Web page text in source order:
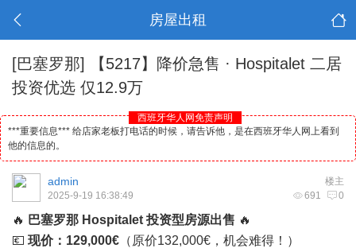
房屋出租
[巴塞罗那]
【5217】降价急售 · Hospitalet 二居
投资优选 仅12.9万
西班牙华人网免责声明
***重要信息*** 给店家老板打电话的时候，请告诉他，是在西班牙华人网上看到
他的信息的。
楼主
admin
691 0
2025-9-19 16:38:49
🔥 巴塞罗那 Hospitalet 投资型房源出售 🔥
💶 现价：129,000€ （原价132,000€，机会难得！）